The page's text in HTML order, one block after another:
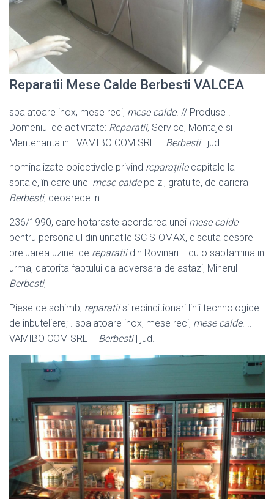
Reparatii Mese Calde Berbesti VALCEA
spalatoare inox, mese reci, mese calde. // Produse .
Domeniul de activitate: Reparatii, Service, Montaje si
Mentenanta in . VAMIBO COM SRL – Berbesti| jud.
nominalizate obiectivele privind reparaţiilecapitale la
spitale, în care unei mese caldepe zi, gratuite, de cariera
Berbesti, deoarece in.
236/1990, care hotaraste acordarea unei mese calde
pentru personalul din unitatile SC SIOMAX, discuta despre
preluarea uzinei de reparatiidin Rovinari. . cu o saptamina in
urma, datorita faptului ca adversara de astazi, Minerul
Berbesti,
Piese de schimb, reparatiisi recinditionari linii technologice
de inbuteliere; . spalatoare inox, mese reci, mese calde. ..
VAMIBO COM SRL – Berbesti| jud.